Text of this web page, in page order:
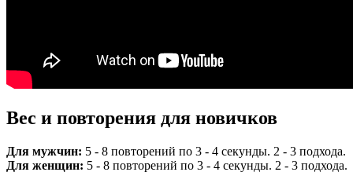
Вес и повторения для новичков
Для мужчин: 5 - 8 повторений по 3 - 4 секунды. 2 - 3 подхода.
Для женщин: 5 - 8 повторений по 3 - 4 секунды. 2 - 3 подхода.